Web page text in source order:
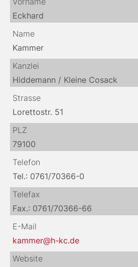
Eckhard
Name
Kammer
Kanzlei
Hiddemann / Kleine Cosack
Strasse
Lorettostr. 51
PLZ
79100
Telefon
Tel.: 0761/70366-0
Telefax
Fax.: 0761/70366-66
E-Mail
kammer@h-kc.de
Website